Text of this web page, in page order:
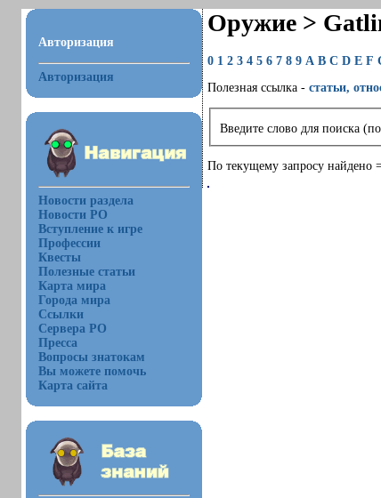
Авторизация
Авторизация
Новости раздела
Новости РО
Вступление к игре
Профессии
Квесты
Полезные статьи
Карта мира
Города мира
Ссылки
Сервера РО
Пресса
Вопросы знатокам
Вы можете помочь
Карта сайта
Оружие >
0 1 2 3 4 5 6 7 8 9 A B C D E F
Полезная ссылка - статьи,
Введите слово для поиска
По текущему запросу найдено